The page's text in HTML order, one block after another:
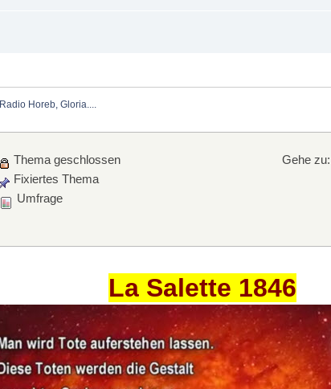
Horeb, Gloria....
Gehe zu:
Thema geschlossen
Fixiertes Thema
Umfrage
La Salette 1846